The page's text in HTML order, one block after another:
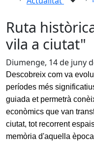
Ruta
vila a ciutat"
Diumenge, 14 de juny
Descobreix com va
períodes més
guiada et permetrà
econòmics que van
ciutat, tot recorrent
memòria d'aquella